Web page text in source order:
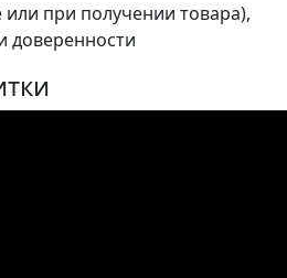
при получении товара),
доверенности